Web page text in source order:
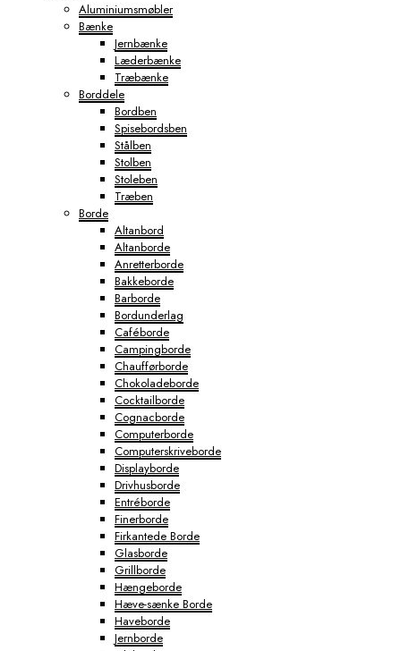
Aluminiumsmøbler
Bænke
Jernbænke
Læderbænke
Træbænke
Borddele
Bordben
Spisebordsben
Stålben
Stolben
Stoleben
Træben
Borde
Altanbord
Altanborde
Anretterborde
Bakkeborde
Barborde
Bordunderlag
Caféborde
Campingborde
Chaufførborde
Chokoladeborde
Cocktailborde
Cognacborde
Computerborde
Computerskriveborde
Displayborde
Drivhusborde
Entréborde
Finerborde
Firkantede Borde
Glasborde
Grillborde
Hængeborde
Hæve-sænke Borde
Haveborde
Jernborde